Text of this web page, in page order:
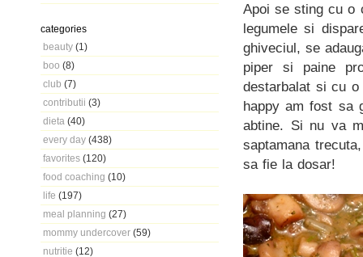
categories
beauty (1)
boo (8)
club (7)
contributii (3)
dieta (40)
every day (438)
favorites (120)
food coaching (10)
life (197)
meal planning (27)
mommy undercover (59)
nutritie (12)
Apoi se sting cu o
legumele si
ghiveciul, se
piper si paine
destarbalat si cu
happy am fost sa
abtine. Si nu va
saptamana
sa fie la dosar!